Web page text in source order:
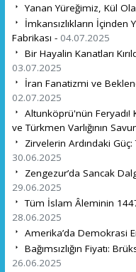
Yanan Yüreğimiz, Kül
İmkansızlıkların
Fabrikası - 04.07.2025
Bir Hayalin Kanatları
03.07.2025
İran Fanatizmi ve
02.07.2025
Altunköprü'nün Feryadı!
ve Türkmen Varlığının
Zirvelerin Ardındaki Güç:
30.06.2025
Zengezur’da Sancak
29.06.2025
Tüm İslam Âleminin
28.06.2025
Amerika’da Demokrasi
Bağımsızlığın Fiyatı:
26.06.2025